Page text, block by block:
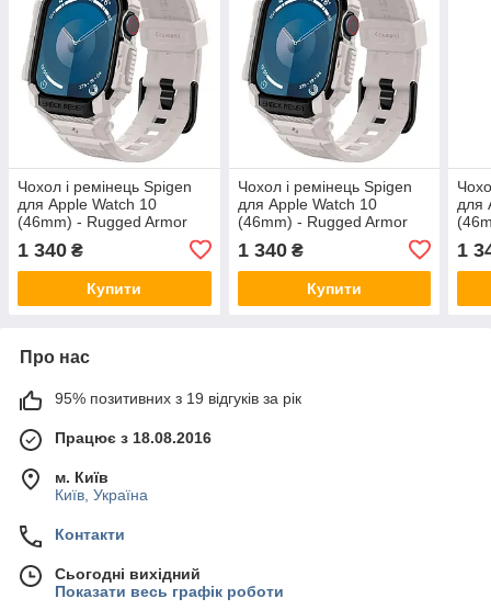
Чохол і ремінець Spigen
для Apple Watch 10
(46mm) - Rugged Armor
(ACS08607)
1 340 ₴
Купити
Чохол і ремінець Spigen
для Apple Watch 10
(46mm) - Rugged Armor
(ACS08607)
1 340₴
Купити
для
1
Про нас
95% позитивних з 19 відгуків за рік
Працює з 18.08.2016
м. Київ
Київ, Україна
Контакти
Сьогодні вихідний
Показати весь графік роботи